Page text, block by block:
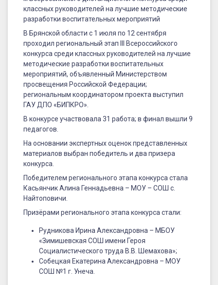
конкурса
среди
классных
руководителей
лучшие
методические
разработки
воспитательных
мероприятий
классных руководителей на лучшие методические
разработки воспитательных мероприятий
В Брянской области с 1 июля по 12 сентября
проходил региональный этап III Всероссийского
конкурса среди классных руководителей на лучшие
методические разработки воспитательных
мероприятий, объявленный Министерством
просвещения Российской Федерации;
региональным координатором проекта выступил
ГАУ ДПО «БИПКРО».
В конкурсе участвовала 31 работа; в финал вышли 9
педагогов.
На основании экспертных оценок представленных
материалов выбран победитель и два призера
конкурса.
Победителем регионального этапа конкурса стала
Касьянчик Алина Геннадьевна – МОУ – СОШ с.
Найтоповичи.
Призёрами регионального этапа конкурса стали:
Рудникова Ирина Александровна – МБОУ
«Зимишевская СОШ имени Героя
Социалистического труда В.В. Шемахова»;
Собецкая Екатерина Александровна – МОУ
СОШ №1 г. Унеча.